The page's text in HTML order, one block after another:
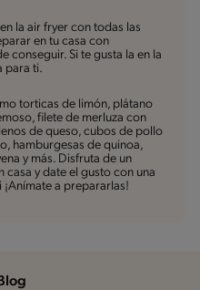
la air fryer con todas las
en tu casa con
conseguir. Si te gusta la en la
para ti.
torticas de limón, plátano
filete de merluza con
de queso, cubos de pollo
hamburgesas de quinoa,
y más. Disfruta de un
y date el gusto con una
a prepararlas!
Blog